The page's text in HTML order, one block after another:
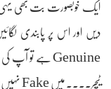
ایک خوبصورت بت بھی یہی
دیں اور اس پر پابندی
ٹیچر.... میں Fake نہیں ہوں زبیری صاحب....!‘‘